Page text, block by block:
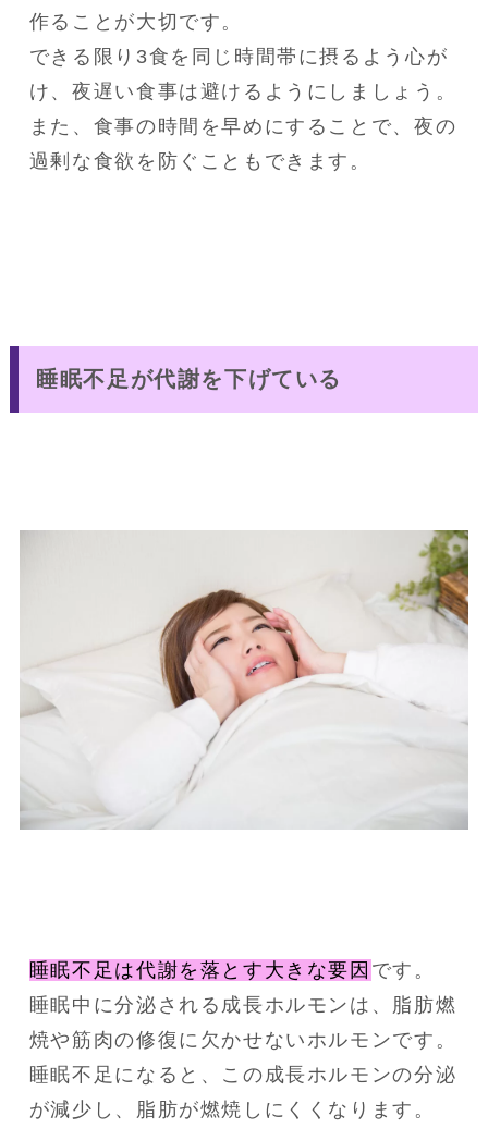
作ることが大切です。
できる限り3食を同じ時間帯に摂るよう心が
け、夜遅い食事は避けるようにしましょう。
また、食事の時間を早めにすることで、夜の
過剰な食欲を防ぐこともできます。
睡眠不足が代謝を下げている
睡眠不足は代謝を落とす大きな要因 です。
睡眠中に分泌される成長ホルモンは、脂肪燃
焼や筋肉の修復に欠かせないホルモンです。
睡眠不足になると、この成長ホルモンの分泌
が減少し、脂肪が燃焼しにくくなります。